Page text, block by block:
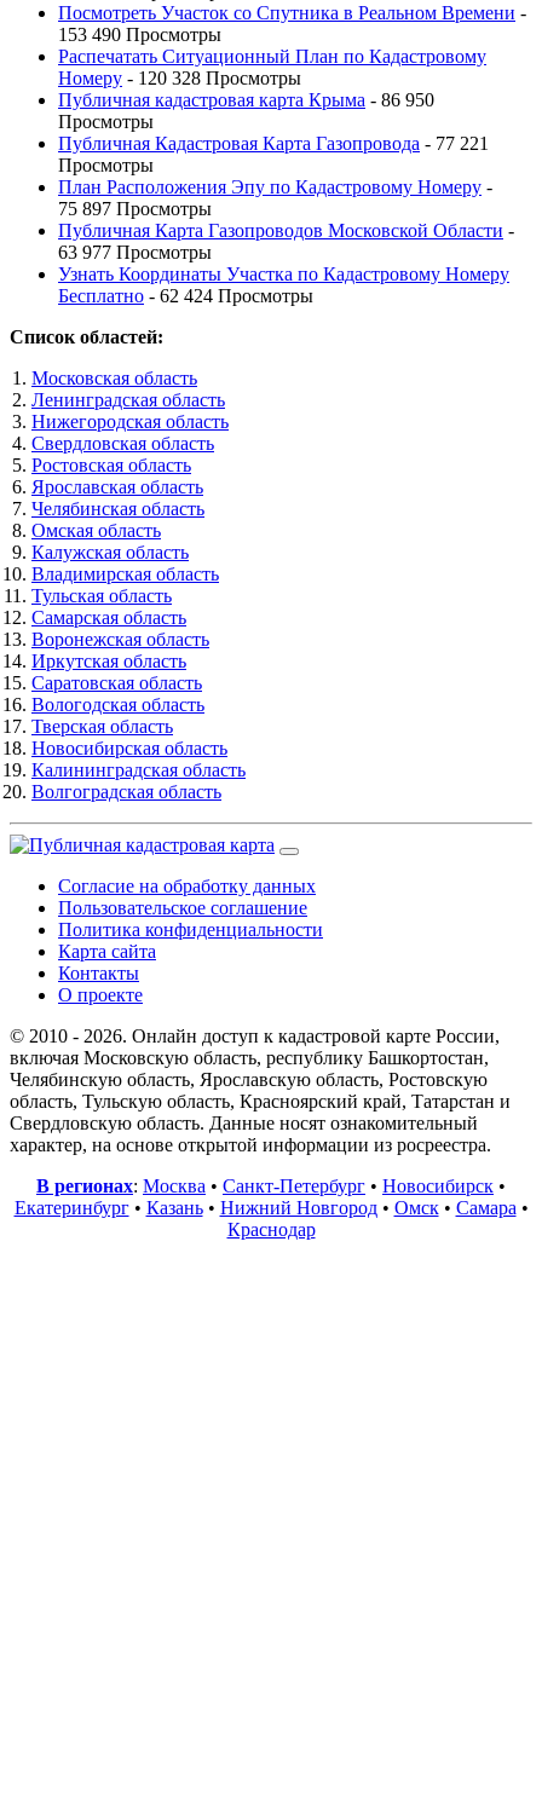
Посмотреть Участок со Спутника в Реальном Времени -
153 490 Просмотры
Распечатать Ситуационный План по Кадастровому
Номеру - 120 328 Просмотры
Публичная кадастровая карта Крыма - 86 950
Просмотры
Публичная Кадастровая Карта Газопровода - 77 221
Просмотры
План Расположения Эпу по Кадастровому Номеру -
75 897 Просмотры
Публичная Карта Газопроводов Московской Области -
63 977 Просмотры
Узнать Координаты Участка по Кадастровому Номеру
Бесплатно - 62 424 Просмотры
Список областей:
Московская область
Ленинградская область
Нижегородская область
Свердловская область
Ростовская область
Ярославская область
Челябинская область
Омская область
Калужская область
Владимирская область
Тульская область
Самарская область
Воронежская область
Иркутская область
Саратовская область
Вологодская область
Тверская область
Новосибирская область
Калининградская область
Волгоградская область
Согласие на обработку данных
Пользовательское соглашение
Политика конфиденциальности
Карта сайта
Контакты
О проекте
© 2010 - 2026. Онлайн доступ к кадастровой карте России,
включая Московскую область, республику Башкортостан,
Челябинскую область, Ярославскую область, Ростовскую
область, Тульскую область, Красноярский край, Татарстан и
Свердловскую область. Данные носят ознакомительный
характер, на основе открытой информации из росреестра.
В регионах: Москва • Санкт-Петербург • Новосибирск •
Екатеринбург• Казань• Нижний Новгород• Омск• Самара •
Краснодар